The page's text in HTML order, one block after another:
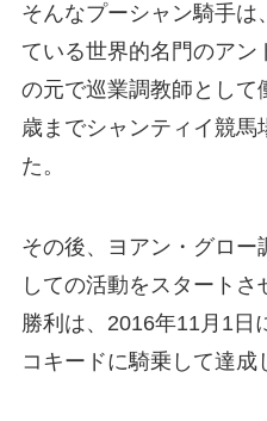
そんなプーシャン騎手は
ている世界的名門のアン
の元で巡業調教師として
歳までシャンティイ競馬
た。
その後、ヨアン・グロー
しての活動をスタート
勝利は、2016年11月1日
コキードに騎乗して達成